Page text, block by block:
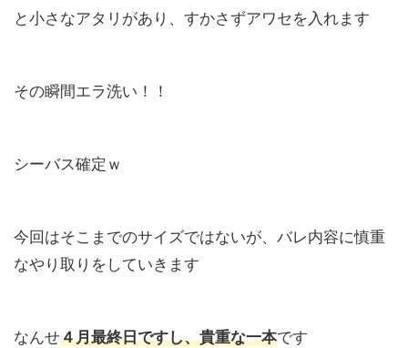
と小さなアタリがあり、すかさずアワセを入れます
その瞬間エラ洗い！！
シーバス確定ｗ
今回はそこまでのサイズではないが、バレ内容に慎重
なやり取りをしていきます
なんせ４月最終日ですし、貴重な一本です